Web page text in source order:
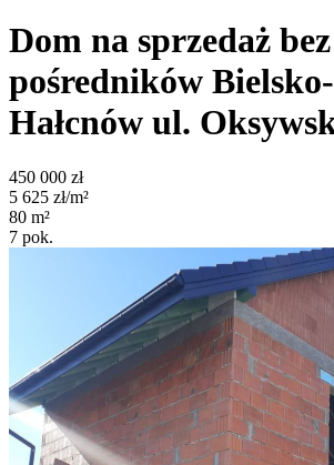
Dom na sprzedaż bez
pośredników
Hałcnów ul.
450 000 zł
5 625 zł/m²
80 m²
7 pok.